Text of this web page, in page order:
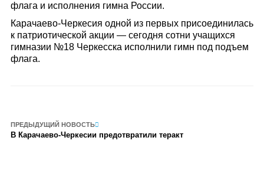
флага и исполнения гимна России.
Карачаево-Черкесия одной из первых присоединилась
к патриотической акции — сегодня сотни учащихся
гимназии №18 Черкесска исполнили гимн под подъем
флага.
ПРЕДЫДУЩИЙ НОВОСТЬ
В Карачаево-Черкесии предотвратили теракт